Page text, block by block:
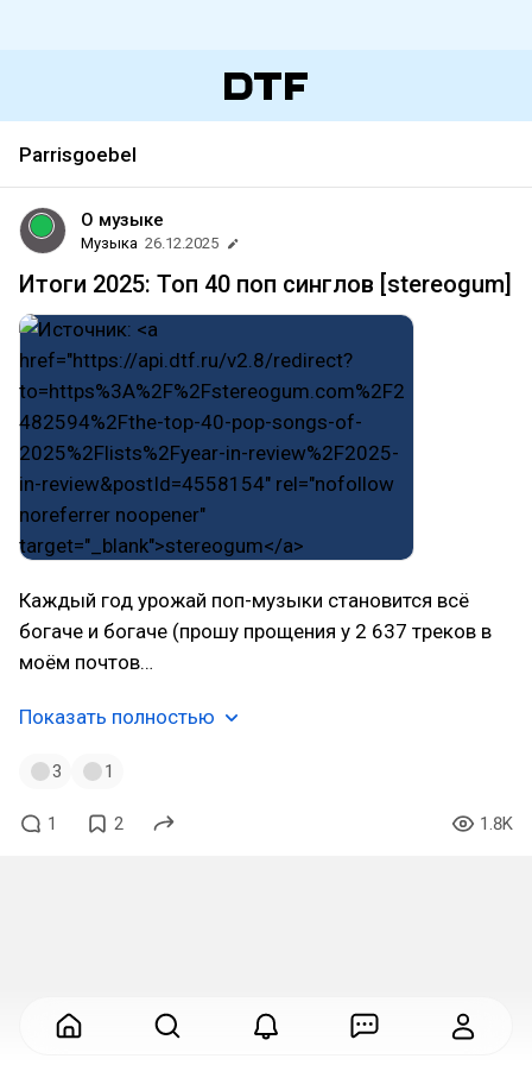
Parrisgoebel
О музыке
Музыка 26.12.2025
Итоги 2025: Топ 40 поп синглов [stereogum]
Каждый год урожай поп-музыки становится всё
богаче и богаче (прошу прощения у 2 637 треков в
моём почтов…
Показать полностью
3 1
1 2 1.8K